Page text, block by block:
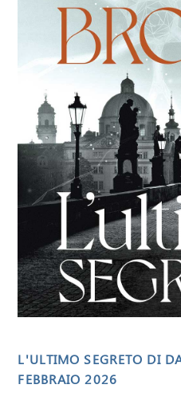
L'ULTIMO SEGRETO DI
FEBBRAIO 2026